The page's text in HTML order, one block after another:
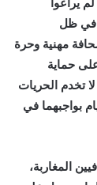
في ظل
مهنية وحرة
حماية
تخدم الحريات
بواجبهما في
المغاربة،